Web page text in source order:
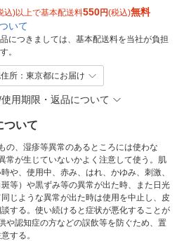
込)以上で基本配送料550円(税込)無料
いて
につきましては、基本配送料を当社が負担
。
所：東京都にお届け
用期限・返品について
ついて
の、湿疹等異常のあるところには使わな
常が生じていないかよく注意して使う。肌
や、使用中、赤み、はれ、かゆみ、刺激、
等）や黒ずみ等の異常が出た時、また日光
じような異常が出た時は使用を中止し、皮
する。使い続けると症状が悪化することが
や認知症の方などの誤飲等を防ぐため、置
する。